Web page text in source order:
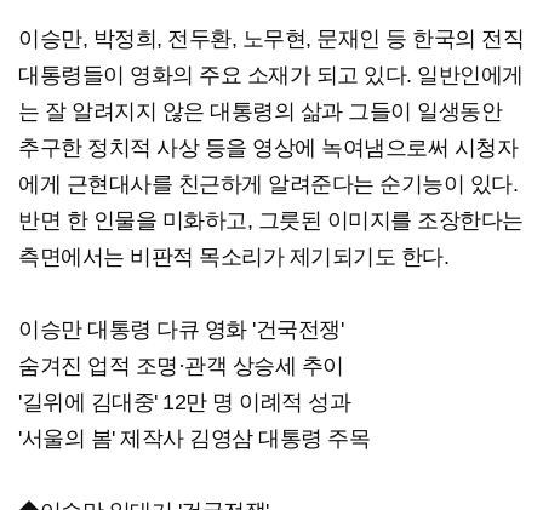
이승만, 박정희, 전두환, 노무현, 문재인 등 한국의 전직
대통령들이 영화의 주요 소재가 되고 있다. 일반인에게
는 잘 알려지지 않은 대통령의 삶과 그들이 일생동안
추구한 정치적 사상 등을 영상에 녹여냄으로써 시청자
에게 근현대사를 친근하게 알려준다는 순기능이 있다.
반면 한 인물을 미화하고, 그릇된 이미지를 조장한다는
측면에서는 비판적 목소리가 제기되기도 한다.
이승만 대통령 다큐 영화 '건국전쟁'
숨겨진 업적 조명·관객 상승세 추이
'길위에 김대중' 12만 명 이례적 성과
'서울의 봄' 제작사 김영삼 대통령 주목